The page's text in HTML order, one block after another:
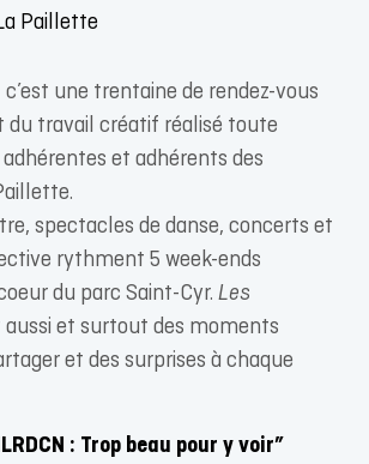
Paillette
c’est une trentaine de rendez-vous
du travail créatif réalisé toute
adhérentes et adhérents des
spectacles de danse, concerts et
rythment 5 week-ends
du parc Saint-Cyr. Les
aussi et surtout des moments
et des surprises à chaque
: Trop beau pour y voir”